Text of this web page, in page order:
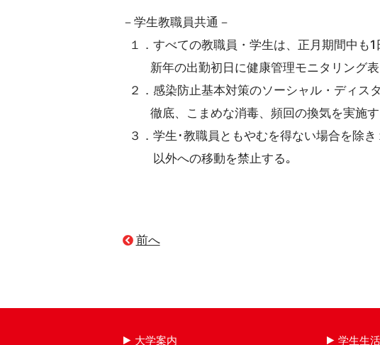
－学生教職員共通－
１．すべての教職員・学生は、正月期間中も1
新年の出勤初日に健康管理モニタリング表
２．感染防止基本対策のソーシャル・ディス
徹底、こまめな消毒、頻回の換気を実施す
３．学生･教職員ともやむを得ない場合を除き
以外への移動を禁止する｡
前へ
大学案内 学生生活